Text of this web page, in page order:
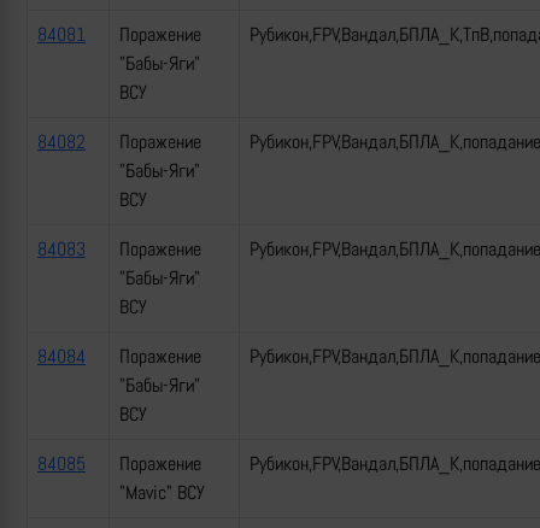
84081
Поражение
"Бабы-Яги"
ВСУ
84082
Поражение
"Бабы-Яги"
ВСУ
Рубикон,FPV,Вандал,БПЛА_К,попадание
84083
Поражение
"Бабы-Яги"
ВСУ
Рубикон,FPV,Вандал,БПЛА_К,попадание
84084
Поражение
"Бабы-Яги"
ВСУ
Рубикон,FPV,Вандал,БПЛА_К,попадание
84085
Поражение
"Mavic" ВСУ
Рубикон,FPV,Вандал,БПЛА_К,попадание